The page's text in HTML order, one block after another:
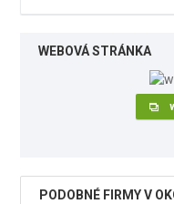
WEBOVÁ STRÁNKA
PODOBNÉ FIRMY V